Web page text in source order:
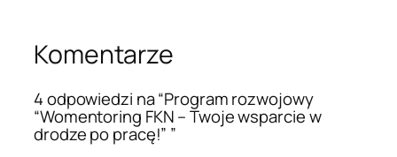
Komentarze
4 odpowiedzi na “Program rozwojowy
“Womentoring FKN – Twoje wsparcie w
drodze po pracę!” ”